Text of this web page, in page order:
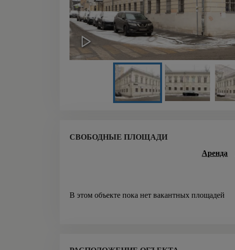
СВОБОДНЫЕ ПЛОЩАДИ
Аренда
В этом объекте пока нет вакантных площадей